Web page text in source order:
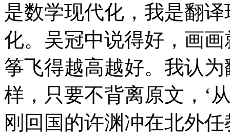
是数学现代化，我是翻
化。吴冠中说得好，画
筝飞得越高越好。我认
样，只要不背离原文，‘
刚回国的许渊冲在北外